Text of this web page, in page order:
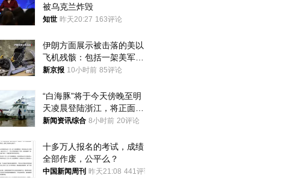
被乌克兰炸毁
知世 昨天20:27 163评论
伊朗方面展示被击落的美以
飞机残骸：包括一架美军F-
15战斗机残骸以及多架无人
新京报 10小时前 85评论
“白海豚”将于今天傍晚至明
天凌晨登陆浙江，将正面袭
击、贯穿浙江
新闻资讯综合 8小时前 20评论
十多万人报名的考试，成绩
全部作废，公平么？
中国新闻周刊 昨天21:08 441评论